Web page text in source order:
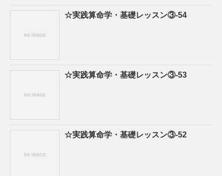
☆実践算命学・基礎レッスン③-54
☆実践算命学・基礎レッスン③-53
☆実践算命学・基礎レッスン③-52